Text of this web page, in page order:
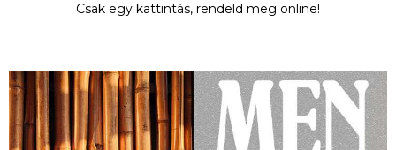
Csak egy kattintás, rendeld meg online!